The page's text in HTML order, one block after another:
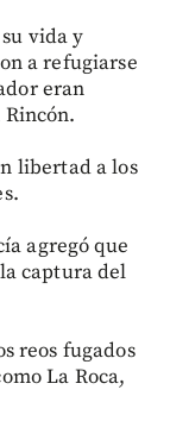
vida y
a refugiarse
eran
libertad a los
agregó que
captura del
reos fugados
La Roca,